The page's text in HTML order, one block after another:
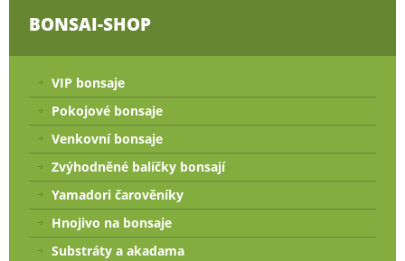
BONSAI-SHOP
VIP bonsaje
Pokojové bonsaje
Venkovní bonsaje
Zvýhodněné balíčky bonsají
Yamadori čarověníky
Hnojivo na bonsaje
Substráty a akadama